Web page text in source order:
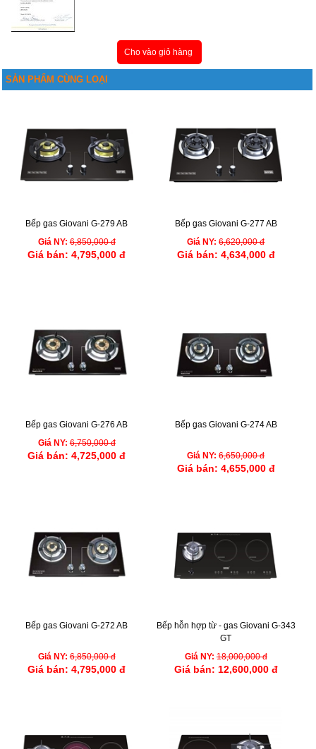
Cho vào giỏ hàng
SẢN PHẨM CÙNG LOẠI
Bếp gas Giovani G-279 AB
Giá NY: 6,850,000 đ
Giá bán: 4,795,000 đ
Bếp gas Giovani G-277 AB
Giá NY: 6,620,000 đ
Giá bán: 4,634,000 đ
Bếp gas Giovani G-276 AB
Giá NY: 6,750,000 đ
Giá bán: 4,725,000 đ
Bếp gas Giovani G-274 AB
Giá NY: 6,650,000 đ
Giá bán: 4,655,000 đ
Bếp gas Giovani G-272 AB
Giá NY: 6,850,000 đ
Giá bán: 4,795,000 đ
Bếp hỗn hợp từ - gas Giovani G-343
GT
Giá NY: 18,000,000 đ
Giá bán: 12,600,000 đ